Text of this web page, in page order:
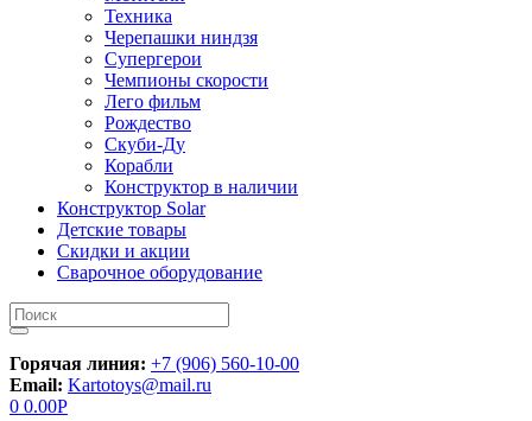
Техника
Черепашки ниндзя
Супергерои
Чемпионы скорости
Лего фильм
Рождество
Скуби-Ду
Корабли
Конструктор в наличии
Конструктор Solar
Детские товары
Скидки и акции
Сварочное оборудование
Искать:
Горячая линия: +7 (906) 560-10-00
Email: Kartotoys@mail.ru
0 0.00Р